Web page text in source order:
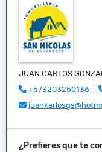
JUAN CARLOS
+573203250136
¿Prefieres que te